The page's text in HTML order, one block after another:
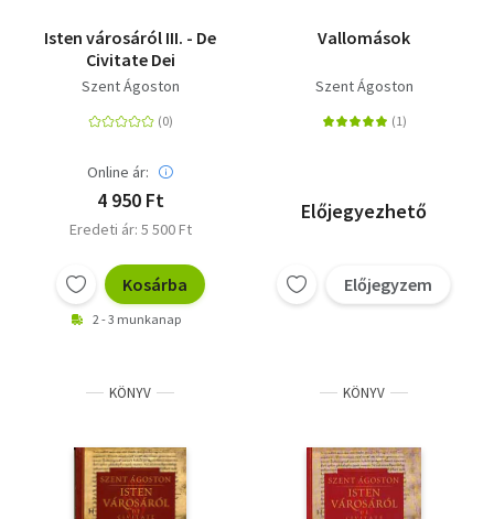
Isten városáról III. - De
Civitate Dei
Szent Ágoston
Online ár:
4 950 Ft
Eredeti ár: 5 500 Ft
Kosárba
2 - 3 munkanap
Vallomások
Szent Ágoston
Előjegyezhető
Előjegyzem
KÖNYV KÖNYV